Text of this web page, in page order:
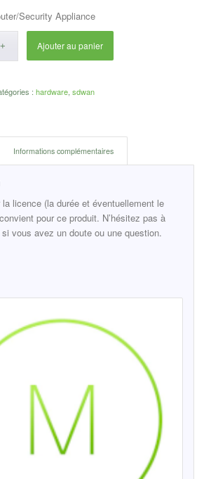
Security Appliance
Ajouter au panier
: hardware, sdwan
Informations complémentaires
licence (la durée et éventuellement le
pour ce produit. N’hésitez pas à
vous avez un doute ou une question.